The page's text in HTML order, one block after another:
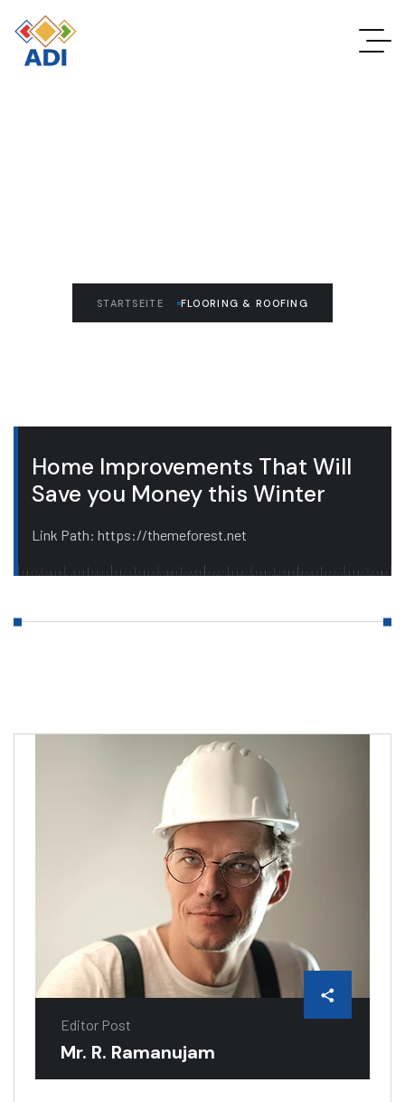
STARTSEITE FLOORING & ROOFING
Home Improvements That Will
Save you Money this Winter
Link Path: https://themeforest.net
Editor Post
Mr. R. Ramanujam